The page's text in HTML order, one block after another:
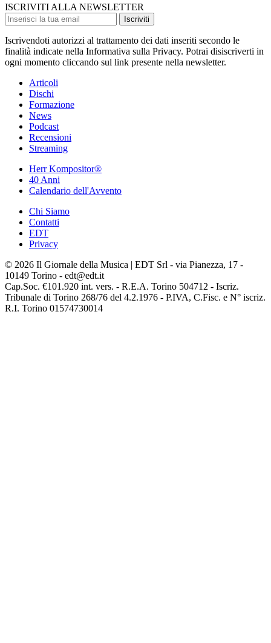
ISCRIVITI ALLA NEWSLETTER
Iscriviti
Iscrivendoti autorizzi al trattamento dei dati inseriti secondo le
finalità indicate nella Informativa sulla Privacy. Potrai disiscriverti in
ogni momento cliccando sul link presente nella newsletter.
Articoli
Dischi
Formazione
News
Podcast
Recensioni
Streaming
Herr Kompositor®
40 Anni
Calendario dell'Avvento
Chi Siamo
Contatti
EDT
Privacy
© 2026 Il Giornale della Musica | EDT Srl - via Pianezza, 17 -
10149 Torino - edt@edt.it
Cap.Soc. €101.920 int. vers. - R.E.A. Torino 504712 - Iscriz.
Tribunale di Torino 268/76 del 4.2.1976 - P.IVA, C.Fisc. e N° iscriz.
R.I. Torino 01574730014